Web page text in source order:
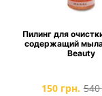
Пилинг для
содержащий
Beauty
150 грн. 540